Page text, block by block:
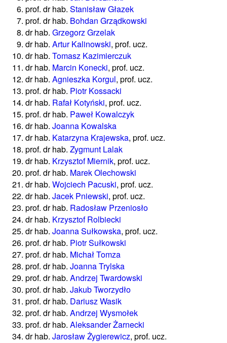
prof. dr hab. Stanisław Głazek
prof. dr hab. Bohdan Grządkowski
dr hab. Grzegorz Grzelak
dr hab. Artur Kalinowski, prof. ucz.
dr hab. Tomasz Kazimierczuk
dr hab. Marcin Konecki, prof. ucz.
dr hab. Agnieszka Korgul, prof. ucz.
prof. dr hab. Piotr Kossacki
dr hab. Rafał Kotyński, prof. ucz.
prof. dr hab. Paweł Kowalczyk
dr hab. Joanna Kowalska
dr hab. Katarzyna Krajewska, prof. ucz.
prof. dr hab. Zygmunt Lalak
dr hab. Krzysztof Miernik, prof. ucz.
prof. dr hab. Marek Olechowski
dr hab. Wojciech Pacuski, prof. ucz.
dr hab. Jacek Pniewski, prof. ucz.
prof. dr hab. Radosław Przeniosło
dr hab. Krzysztof Rolbiecki
dr hab. Joanna Sułkowska, prof. ucz.
prof. dr hab. Piotr Sułkowski
prof. dr hab. Michał Tomza
prof. dr hab. Joanna Trylska
prof. dr hab. Andrzej Twardowski
prof. dr hab. Jakub Tworzydło
prof. dr hab. Dariusz Wasik
prof. dr hab. Andrzej Wysmołek
prof. dr hab. Aleksander Żarnecki
dr hab. Jarosław Żygierewicz, prof. ucz.